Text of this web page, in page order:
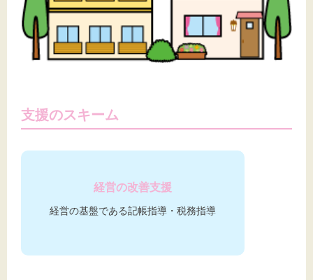
支援のスキーム
経営の改善支援
経営の基盤である記帳指導・税務指導